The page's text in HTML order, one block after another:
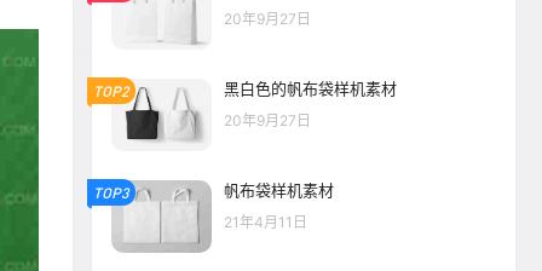
20年9月27日
TOP2 黑白色的帆布袋样机素材
20年9月27日
TOP3 帆布袋样机素材
21年4月11日